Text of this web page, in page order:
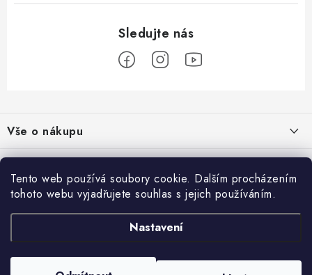
Tento web používá soubory cookie. Dalším procházením
tohoto webu vyjadřujete souhlas s jejich používáním.
Nastavení
p
a
Vše o nákupu
Doprava a platba
Vrácení a výměna
Reklamace
Obchodní podmínky
Moje objednávka
O nás
Kontakty
Napište nám
Prodejna
Přijímáme online platby